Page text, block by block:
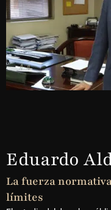
Eduardo
La fuerza
límites